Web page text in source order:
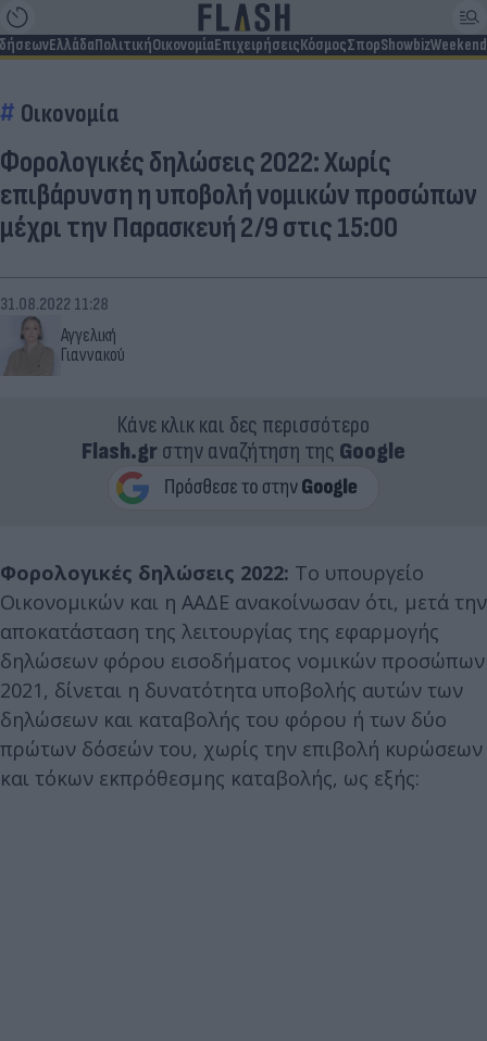
ΕλλάδαΠολιτικήΟικονομίαΕπιχειρήσειςΚόσμοςΣπορShowbizWeekend
Οικονομία
Φορολογικές δηλώσεις 2022: Χωρίς
επιβάρυνση η υποβολή νομικών προσώπων
μέχρι την Παρασκευή 2/9 στις 15:00
Αγγελική
Γιαννακού
31.08.2022 11:28
Κάνε κλικ και δες περισσότερο
Flash.grστην αναζήτηση της Google
Φορολογικές δηλώσεις 2022: Το υπουργείο
Οικονομικών και η ΑΑΔΕ ανακοίνωσαν ότι, μετά την
αποκατάσταση της λειτουργίας της εφαρμογής
δηλώσεων φόρου εισοδήματος νομικών προσώπων
2021, δίνεται η δυνατότητα υποβολής αυτών των
δηλώσεων και καταβολής του φόρου ή των δύο
πρώτων δόσεών του, χωρίς την επιβολή κυρώσεων
και τόκων εκπρόθεσμης καταβολής, ως εξής: